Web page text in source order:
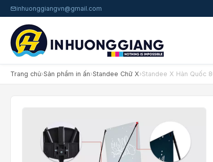
inhuonggiangvn@gmail.com
Trang chủ›Sản phẩm in ấn›Standee Chữ X›Standee X Hàn Quốc